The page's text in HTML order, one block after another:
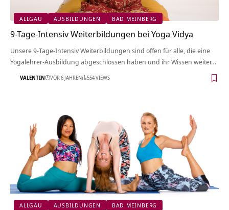
ALLGÄU AUSBILDUNGEN BAD MEINBERG
9-Tage-Intensiv Weiterbildungen bei Yoga Vidya
Unsere 9-Tage-Intensiv Weiterbildungen sind offen für alle, die eine
Yogalehrer-Ausbildung abgeschlossen haben und ihr Wissen weiter…
VALENTIN VOR 6 JAHREN 554 VIEWS
ALLGÄU AUSBILDUNGEN BAD MEINBERG